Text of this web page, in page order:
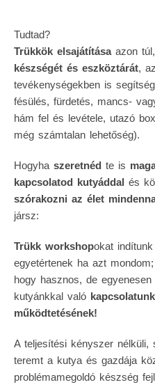
Tudtad?
Trükkök elsajátításaazon
készségét és eszköztárát,
tevékenységekben is
fésülés, fürdetés, mancs-
hám fel és levétele, utazó
még számtalan lehetőség).
Hogyha szeretnéd te is
kapcsolatod kutyáddal és
szórakozni az élet
jársz:
Trükk workshopokat
egyetértenek ha azt
hogy hasznos, de egyenesen
kutyánkkal való
működtetésének!
A teljesítési kényszer nélküli,
teremt a kutya és gazdája
problémamegoldó készség